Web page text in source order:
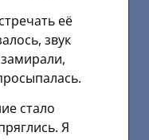
её
звук
стало
Я